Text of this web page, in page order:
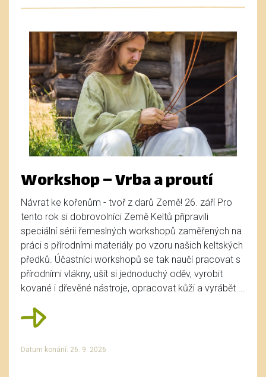
Workshop – Vrba a proutí
Návrat ke kořenům - tvoř z darů Země! 26. září Pro
tento rok si dobrovolníci Země Keltů připravili
speciální sérii řemeslných workshopů zaměřených na
práci s přírodními materiály po vzoru našich keltských
předků. Účastníci workshopů se tak naučí pracovat s
přírodními vlákny, ušít si jednoduchý oděv, vyrobit
kované i dřevěné nástroje, opracovat kůži a vyrábět ...
Datum konání: 26. 9. 2026